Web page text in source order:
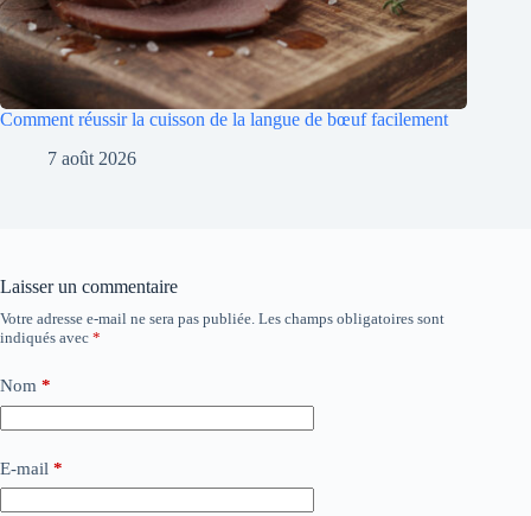
Comment réussir la cuisson de la langue de bœuf facilement
7 août 2026
Laisser un commentaire
Votre adresse e-mail ne sera pas publiée. Les champs obligatoires sont
indiqués avec *
Nom *
E-mail *